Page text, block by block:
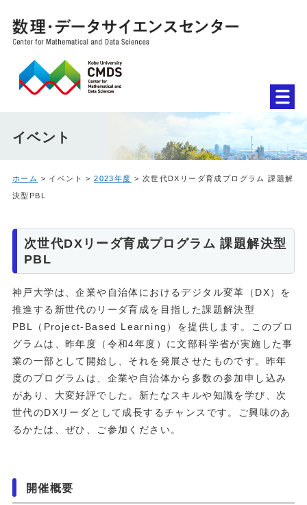
イベント
ホーム > イベント >2023年度 > 次世代DXリーダ育成プログラム 課題解
決型PBL
次世代DXリーダ育成プログラム 課題解決型
PBL
神戸大学は、企業や自治体におけるデジタル変革（DX）を
推進する新世代のリーダ育成を目指した課題解決型
PBL（Project-Based Learning）を提供します。このプロ
グラムは、昨年度（令和4年度）に文部科学省が実施した事
業の一部として開始し、それを発展させたものです。昨年
度のプログラムは、企業や自治体から多数の参加申し込み
があり、大変好評でした。新たなスキルや知識を学び、次
世代のDXリーダとして成長するチャンスです。ご興味のあ
るかたは、ぜひ、ご参加ください。
開催概要